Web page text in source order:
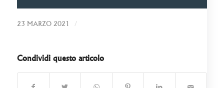
23 MARZO 2021 /
Condividi questo articolo